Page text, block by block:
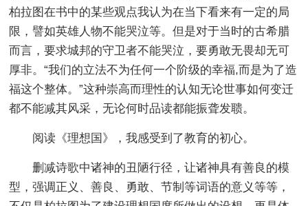
柏拉图在书中的某些观点我认为在当下看来有一定的局
限，譬如英雄人物不能哭泣等。但是对于当时的古希腊
而言，要求城邦的守卫者不能哭泣，要勇敢无畏却无可
厚非。“我们的立法不为任何一个阶级的幸福,而是为了造
福这个整体。”这种崇高而理性的认知无论世事如何变迁
都不能减其风采，无论何时品读都能振聋发聩。
阅读《理想国》，我感受到了教育的初心。
删减诗歌中诸神的丑陋行径，让诸神具有善良的模
型，强调正义、善良、勇敢、节制等词语的意义等等，